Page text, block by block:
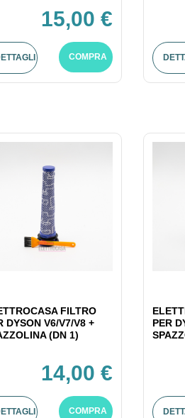
15,00 €
COMPRA
FILTRO
DYSON V6/V7/V8 +
(DN 1)
14,00 €
COMPRA
PER